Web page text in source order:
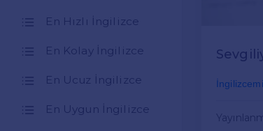
En Hızlı İngilizce
En Kolay İngilizce
En Ucuz İngilizce
En Uygun İngilizce
İngilizcemi